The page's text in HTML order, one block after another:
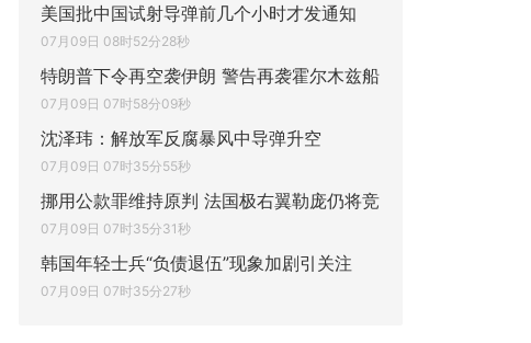
美国批中国试射导弹前几个小时才发通知
07月09日 08时52分28秒
特朗普下令再空袭伊朗 警告再袭霍尔木兹船
07月09日 07时58分09秒
沈泽玮：解放军反腐暴风中导弹升空
07月09日 07时35分55秒
挪用公款罪维持原判 法国极右翼勒庞仍将竞
07月09日 07时35分31秒
韩国年轻士兵“负债退伍”现象加剧引关注
07月09日 07时35分27秒